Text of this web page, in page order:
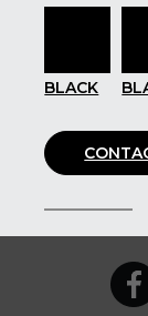
BLACK
SHARE